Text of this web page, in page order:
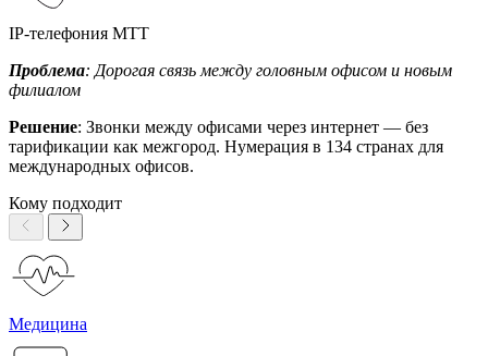
IP-телефония МТТ
Проблема: Дорогая связь между головным офисом и новым
филиалом
Решение: Звонки между офисами через интернет — без
тарификации как межгород. Нумерация в 134 странах для
международных офисов.
Кому подходит
Медицина